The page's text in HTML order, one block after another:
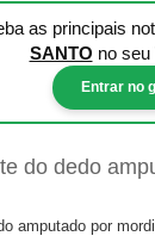
as principais
SANTO no seu
Entrar no
amputado por